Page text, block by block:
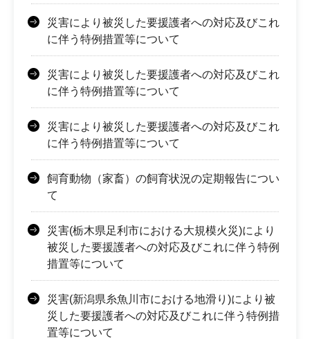
災害により被災した要援護者への対応及びこれ
に伴う特例措置等について
災害により被災した要援護者への対応及びこれ
に伴う特例措置等について
災害により被災した要援護者への対応及びこれ
に伴う特例措置等について
飼育動物（家畜）の飼育状況の定期報告につい
て
災害(栃木県足利市における大規模火災)により
被災した要援護者への対応及びこれに伴う特例
措置等について
災害(新潟県糸魚川市における地滑り)により被
災した要援護者への対応及びこれに伴う特例措
置等について